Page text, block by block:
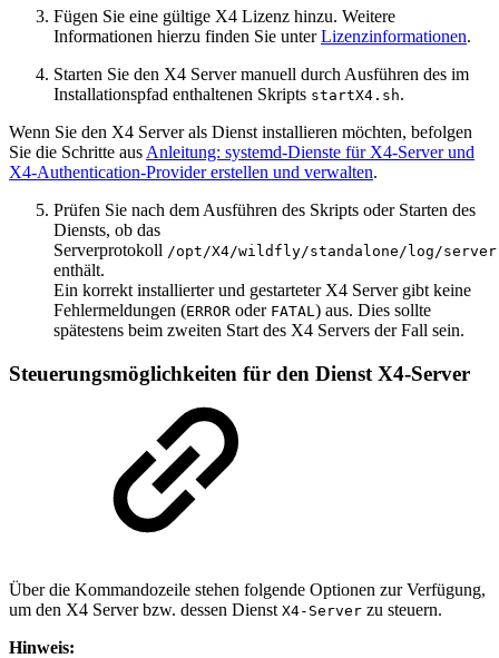
Fügen Sie eine gültige X4 Lizenz hinzu. Weitere
Informationen hierzu finden Sie unterLizenzinformationen.
Starten Sie den X4 Server manuell durch Ausführen des im
Installationspfad enthaltenen Skripts startX4.sh.
Wenn Sie den X4 Server als Dienst installieren möchten, befolgen
Sie die Schritte aus Anleitung: systemd-Dienste für X4-Server und
X4-Authentication-Provider erstellen und verwalten.
Prüfen Sie nach dem Ausführen des Skripts oder Starten des
Diensts, ob das
Serverprotokoll /opt/X4/wildfly/standalone/log/
enthält.
Ein korrekt installierter und gestarteter X4 Server gibt keine
Fehlermeldungen (ERROR oder FATAL) aus. Dies sollte
spätestens beim zweiten Start des X4 Servers der Fall sein.
Steuerungsmöglichkeiten für den Dienst X4-Server
Über die Kommandozeile stehen folgende Optionen zur Verfügung,
um den X4 Server bzw. dessen Dienst X4-Server zu steuern.
Hinweis: